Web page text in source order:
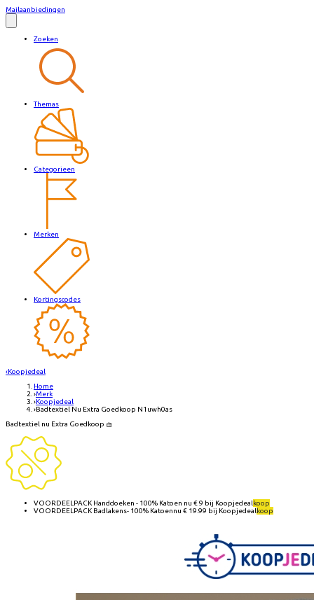
Mailaanbiedingen
Zoeken
Themas
Categorieen
Merken
Kortingscodes
‹Koopjedeal
Home
›Merk
›Koopjedeal
›Badtextiel Nu Extra Goedkoop N1uwh0as
Badtextiel nu Extra Goedkoop 🧺
VOORDEELPACK Handdoeken - 100% Katoen nu €9 bij Koopjedealkoop
VOORDEELPACK Badlakens- 100% Katoennu € 19.99 bij Koopjedealkoop